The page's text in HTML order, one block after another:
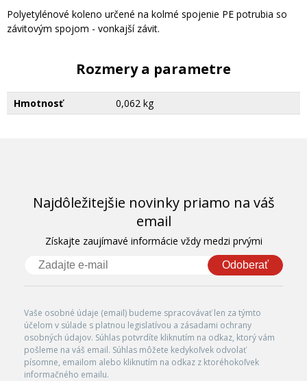
Polyetylénové koleno určené na kolmé spojenie PE potrubia so
závitovým spojom - vonkajší závit.
Rozmery a parametre
Hmotnosť 0,062 kg
Najdôležitejšie novinky priamo na váš
email
Získajte zaujímavé informácie vždy medzi prvými
Odoberať
Vaše osobné údaje (email) budeme spracovávať len za týmto
účelom v súlade s platnou legislatívou a zásadami ochrany
osobných údajov. Súhlas potvrdíte kliknutím na odkaz, ktorý vám
pošleme na váš email. Súhlas môžete kedykoľvek odvolať
písomne, emailom alebo kliknutím na odkaz z ktoréhokoľvek
informačného emailu.